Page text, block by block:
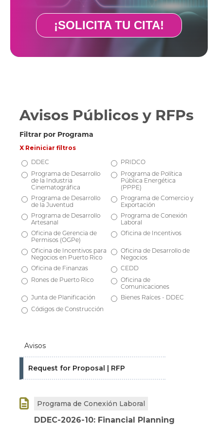
¡SOLICITA TU CITA!
Avisos Públicos y RFPs
Filtrar por Programa
X Reiniciar filtros
DDEC
PRIDCO
Programa de Desarrollo
de la Industria
Cinematográfica
Programa de Política
Pública Energética
(PPPE)
Programa de Desarrollo
de la Juventud
Programa de Comercio y
Exportación
Programa de Desarrollo
Artesanal
Programa de Conexión
Laboral
Oficina de Gerencia de
Permisos (OGPe)
Oficina de Incentivos
Oficina de Incentivos para
Negocios en Puerto Rico
Oficina de Desarrollo de
Negocios
Oficina de Finanzas
CEDD
Rones de Puerto Rico
Oficina de
Comunicaciones
Junta de Planificación
Bienes Raíces - DDEC
Códigos de Construcción
Avisos
Request for Proposal | RFP
 Programa de Conexión Laboral
DDEC-2026-10: Financial Planning